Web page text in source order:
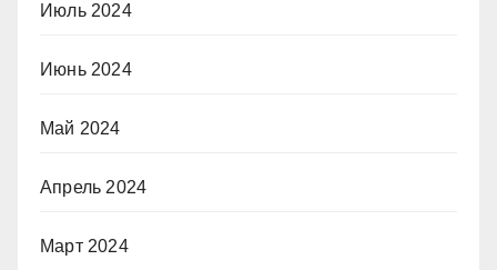
Июль 2024
Июнь 2024
Май 2024
Апрель 2024
Март 2024